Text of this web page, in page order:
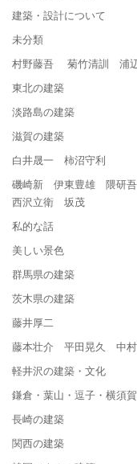
建築・設計について
未分類
村野藤吾 菊竹清訓 浦
東北の建築
淡路島の建築
滋賀の建築
白井晟一 柿沼守利
磯崎新 伊東豊雄 隈研
西沢立衛 坂茂
私的な話
美しい景色
群馬県の建築
茨木県の建築
藤井厚二
藤本壮介 平田晃久 中
軽井沢の建築・文化
鎌倉・葉山・逗子・横須
長崎の建築
関西の建築